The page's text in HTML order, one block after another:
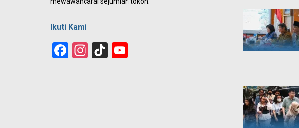
Ikuti Kami
Facebook
Instagram
TikTok